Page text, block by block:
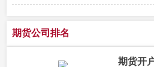
期货公司排名